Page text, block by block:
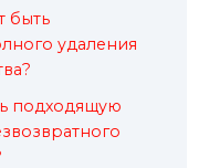
быть
удаления
подходящую